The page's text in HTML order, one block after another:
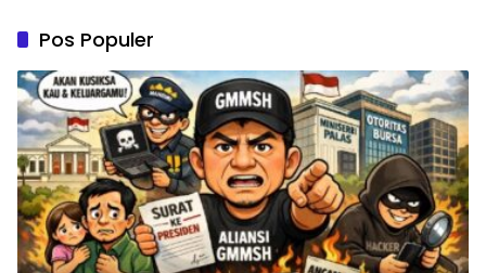
Pos Populer